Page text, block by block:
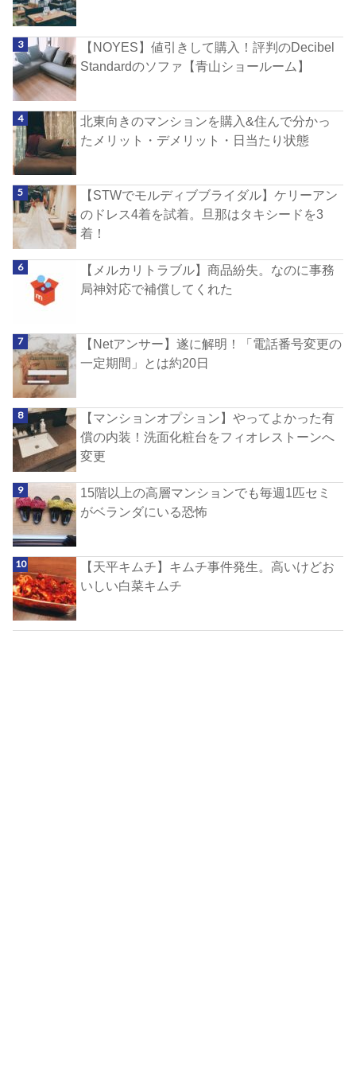
【NOYES】値引きして購入！評判のDecibel
Standardのソファ【青山ショールーム】
北東向きのマンションを購入&住んで分かっ
たメリット・デメリット・日当たり状態
【STWでモルディブブライダル】ケリーアン
のドレス4着を試着。旦那はタキシードを3
着！
【メルカリトラブル】商品紛失。なのに事務
局神対応で補償してくれた
【Netアンサー】遂に解明！「電話番号変更の
一定期間」とは約20日
【マンションオプション】やってよかった有
償の内装！洗面化粧台をフィオレストーンへ
変更
15階以上の高層マンションでも毎週1匹セミ
がベランダにいる恐怖
【天平キムチ】キムチ事件発生。高いけどお
いしい白菜キムチ